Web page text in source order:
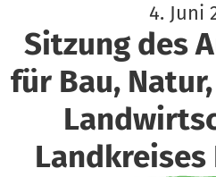
4. Juni
Sitzung des
für Bau,